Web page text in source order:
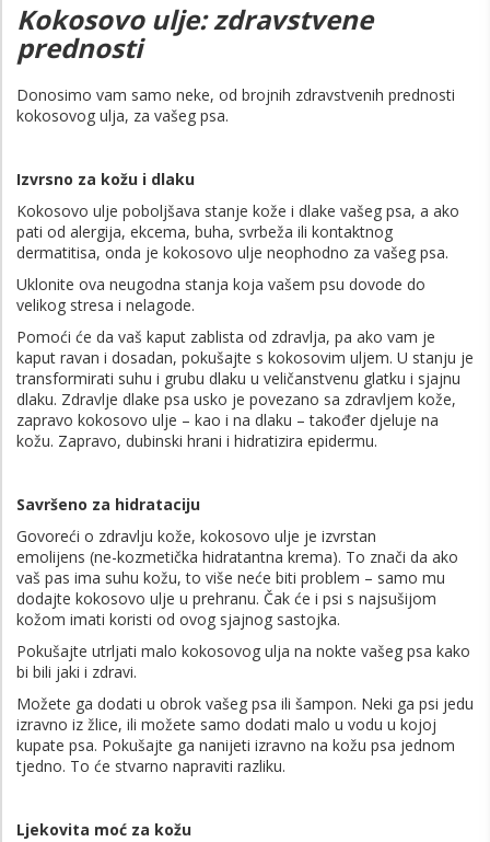
Kokosovo ulje: zdravstvene
prednosti
Donosimo vam samo neke, od brojnih zdravstvenih prednosti
kokosovog ulja, za vašeg psa.
Izvrsno za kožu i dlaku
Kokosovo ulje poboljšava stanje kože i dlake vašeg psa, a ako
pati od alergija, ekcema, buha, svrbeža ili kontaktnog
dermatitisa, onda je kokosovo ulje neophodno za vašeg psa.
Uklonite ova neugodna stanja koja vašem psu dovode do
velikog stresa i nelagode.
Pomoći će da vaš kaput zablista od zdravlja, pa ako vam je
kaput ravan i dosadan, pokušajte s kokosovim uljem. U stanju je
transformirati suhu i grubu dlaku u veličanstvenu glatku i sjajnu
dlaku. Zdravlje dlake psa usko je povezano sa zdravljem kože,
zapravo kokosovo ulje – kao i na dlaku – također djeluje na
kožu. Zapravo, dubinski hrani i hidratizira epidermu.
Savršeno za hidrataciju
Govoreći o zdravlju kože, kokosovo ulje je izvrstan
emolijens (ne-kozmetička hidratantna krema). To znači da ako
vaš pas ima suhu kožu, to više neće biti problem – samo mu
dodajte kokosovo ulje u prehranu. Čak će i psi s najsušijom
kožom imati koristi od ovog sjajnog sastojka.
Pokušajte utrljati malo kokosovog ulja na nokte vašeg psa kako
bi bili jaki i zdravi.
Možete ga dodati u obrok vašeg psa ili šampon. Neki ga psi jedu
izravno iz žlice, ili možete samo dodati malo u vodu u kojoj
kupate psa. Pokušajte ga nanijeti izravno na kožu psa jednom
tjedno. To će stvarno napraviti razliku.
Ljekovita moć za kožu